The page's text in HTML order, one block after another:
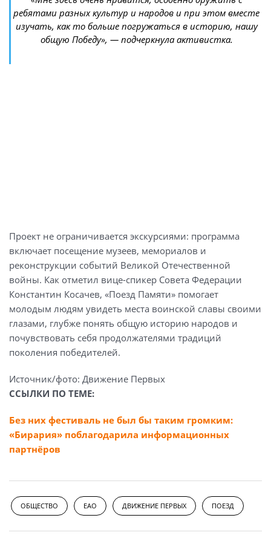
ребятами разных культур и народов и при этом вместе
изучать, как то больше погружаться в историю, нашу
общую Победу», — подчеркнула активистка.
Проект не ограничивается экскурсиями: программа
включает посещение музеев, мемориалов и
реконструкции событий Великой Отечественной
войны. Как отметил вице-спикер Совета Федерации
Константин Косачев, «Поезд Памяти» помогает
молодым людям увидеть места воинской славы своими
глазами, глубже понять общую историю народов и
почувствовать себя продолжателями традиций
поколения победителей.
Источник/фото: Движение Первых
ССЫЛКИ ПО ТЕМЕ:
Без них фестиваль не был бы таким громким:
«Бирария» поблагодарила информационных
партнёров
ОБЩЕСТВО ЕАО ДВИЖЕНИЕ ПЕРВЫХ ПОЕЗД